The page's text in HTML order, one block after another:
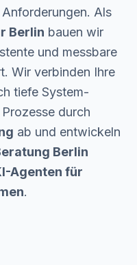
Als
Berlin bauen wir
und messbare
Wir verbinden Ihre
tiefe System-
durch
ab und entwickeln
Berlin
Agenten für
.